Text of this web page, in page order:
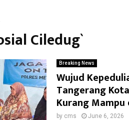
Ciledug`
Breaking News
Wujud
Tangerang
Kurang
by cms June 6, 2026